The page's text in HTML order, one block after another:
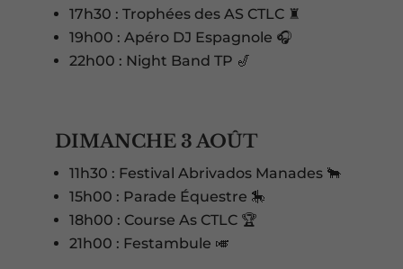
17h30 : Trophées des AS CTLC ♜
19h00 : Apéro DJ Espagnole 🎧
22h00 : Night Band TP 🎷
DIMANCHE 3 AOÛT
11h30 : Festival Abrivados Manades 🐂
15h00 : Parade Équestre 🎠
18h00 : Course As CTLC 🏆
21h00 : Festambule 🎺